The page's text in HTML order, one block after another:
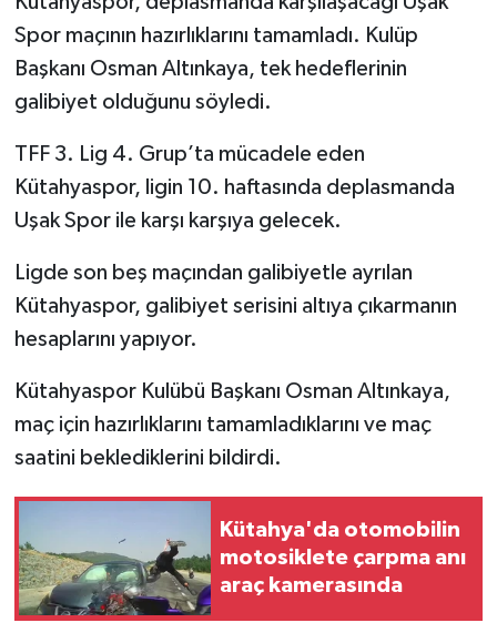
Spor maçının hazırlıklarını tamamladı. Kulüp
Başkanı Osman Altınkaya, tek hedeflerinin
galibiyet olduğunu söyledi.
TFF 3. Lig 4. Grup’ta mücadele eden
Kütahyaspor, ligin 10. haftasında deplasmanda
Uşak Spor ile karşı karşıya gelecek.
Ligde son beş maçından galibiyetle ayrılan
Kütahyaspor, galibiyet serisini altıya çıkarmanın
hesaplarını yapıyor.
Kütahyaspor Kulübü Başkanı Osman Altınkaya,
maç için hazırlıklarını tamamladıklarını ve maç
saatini beklediklerini bildirdi.
Kütahya'da otomobilin
motosiklete çarpma anı
araç kamerasında
İlçeler
Köşe Yazıları
Kültür Sanat
Kütahya
Magazin
Otomobil
Pazarlar
Politika
Resmi İlan
Rüya Tabirleri
Sağlık